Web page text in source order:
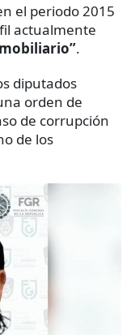
el periodo 2015
actualmente
.
diputados
orden de
de corrupción
de los